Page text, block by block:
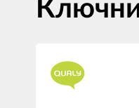
продуктів